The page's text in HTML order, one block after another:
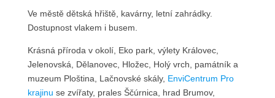
Ve městě dětská hřiště, kavárny, letní zahrádky.
Dostupnost vlakem i busem.
Krásná příroda v okolí, Eko park, výlety Královec,
Jelenovská, Dělanovec, Hložec, Holý vrch, památník a
muzeum Ploština, Lačnovské skály, EnviCentrum Pro
krajinu se zvířaty, prales Ščúrnica, hrad Brumov,